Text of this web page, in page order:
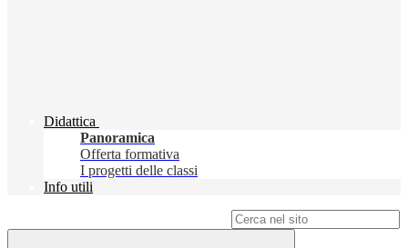
Didattica
Panoramica
Offerta formativa
I progetti delle classi
Info utili